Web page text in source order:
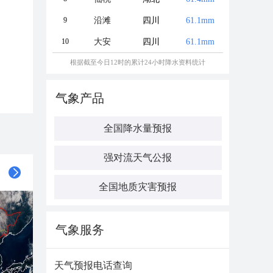
9 沿滩 四川 61.1mm
10 大安 四川 61.1mm
根据截至今日12时的累计24小时降水资料统计
气象产品
全国降水量预报
强对流天气公报
全国地质灾害预报
气象服务
天气预报电话查询